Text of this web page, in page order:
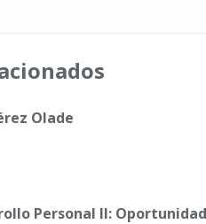
Olade
Personal II: